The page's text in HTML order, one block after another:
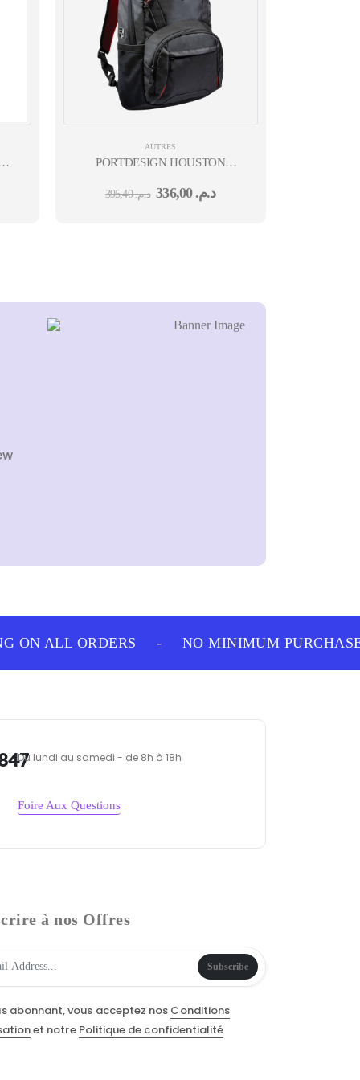
MOUSE - OFF WHITE - BT - N/A - EMEA28I-
AUTRES
PORTDESIGN HOUSTON
د.م.395,40 د.م. 336,00
ON ALL ORDERS NO MINIMUM PURCHASE
Du lundi au samedi - de 8h à 18h
Foire Aux Questions
à nos Offres
Subscribe
abonnant, vous acceptez nos Conditions
et notre Politique de confidentialité